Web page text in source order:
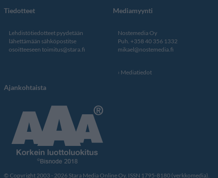
Tiedotteet
Lehdistötiedotteet pyydetään
lähettämään sähköpostitse
osoitteeseen toimitus@stara.fi
Mediamyynti
Nostemedia Oy
Puh. +358 40 356 1332
mikael@nostemedia.fi
Mediatiedot
Ajankohtaista
© Copyright 2003 - 2026 Stara Media Online Oy. ISSN 1795-8180 (verkkomedia).